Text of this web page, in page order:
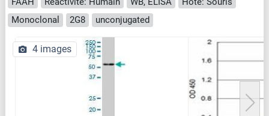
Monoclonal
2G8 unconjugated
4 images